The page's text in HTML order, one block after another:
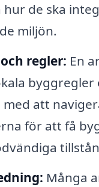
hur de ska
miljön.
regler: En
byggregler
att
för att få
Många